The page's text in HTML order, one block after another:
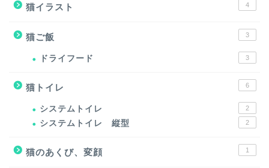
猫イラスト 4
猫ご飯 3
ドライフード 3
猫トイレ 6
システムトイレ 2
システムトイレ 縦型 2
猫のあくび、変顔 1